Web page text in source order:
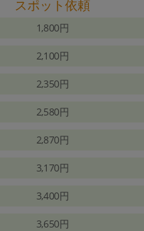
スポット依頼
1,800円
2,100円
2,350円
2,580円
2,870円
3,170円
3,400円
3,650円